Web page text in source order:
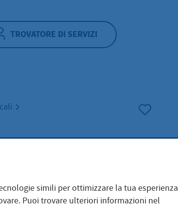
TROVATORE DI SERVIZI
Kleines
simili per ottimizzare la tua esperienza
Puoi trovare ulteriori informazioni nel